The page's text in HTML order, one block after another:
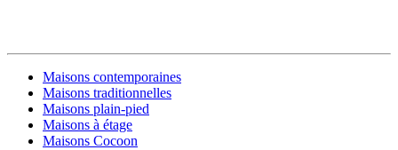
Maisons contemporaines
Maisons traditionnelles
Maisons plain-pied
Maisons à étage
Maisons Cocoon